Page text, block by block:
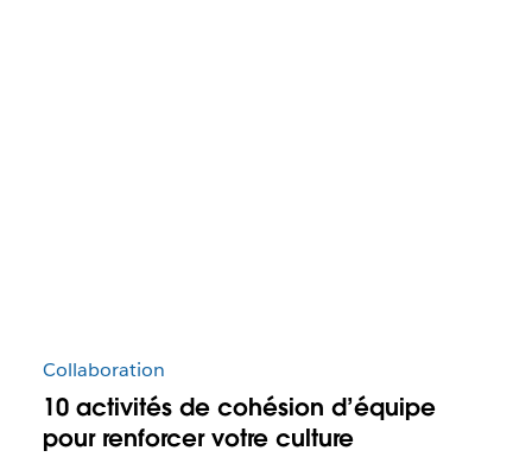
Collaboration
10 activités de cohésion d’équipe
pour renforcer votre culture